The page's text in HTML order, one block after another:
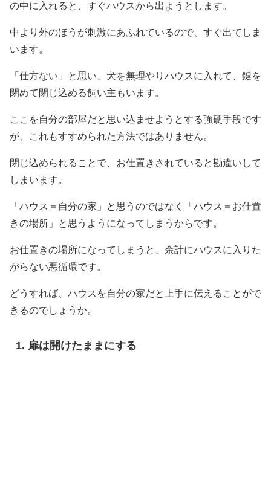
の中に入れると、すぐハウスから出ようとします。
中より外のほうが刺激にあふれているので、すぐ出てしま
います。
「仕方ない」と思い、犬を無理やりハウスに入れて、鍵を
閉めて閉じ込める飼い主もいます。
ここを自分の部屋だと思い込ませようとする強硬手段です
が、これもすすめられた方法ではありません。
閉じ込められることで、お仕置きされていると勘違いして
しまいます。
「ハウス＝自分の家」と思うのではなく「ハウス＝お仕置
きの場所」と思うようになってしまうからです。
お仕置きの場所になってしまうと、余計にハウスに入りた
がらない悪循環です。
どうすれば、ハウスを自分の家だと上手に伝えることがで
きるのでしょうか。
扉は開けたままにする